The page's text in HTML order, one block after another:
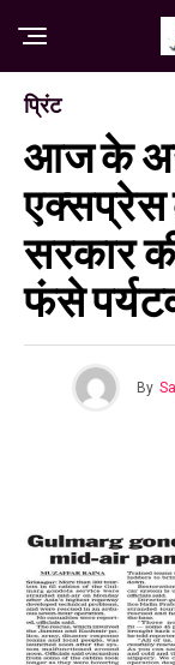
प्रिंट
आज के
एक्सप्रेस
सरकार
फंसे
By